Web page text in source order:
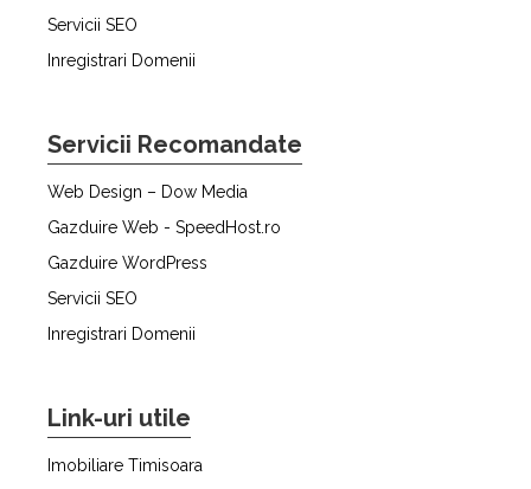
Servicii SEO
Inregistrari Domenii
Servicii Recomandate
Web Design – Dow Media
Gazduire Web - SpeedHost.ro
Gazduire WordPress
Servicii SEO
Inregistrari Domenii
Link-uri utile
Imobiliare Timisoara